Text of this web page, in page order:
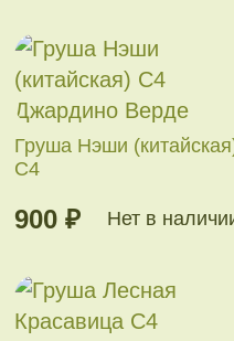
Груша Нэши
С4
900 ₽ Нет в